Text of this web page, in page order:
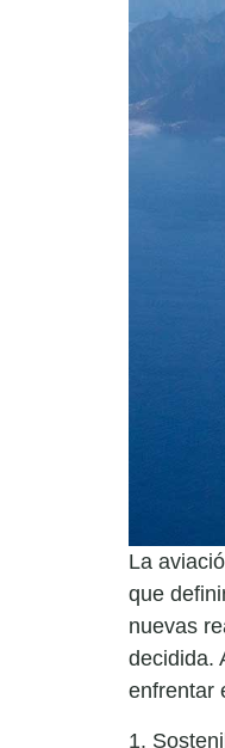
La
que
nuevas
decidida.
enfrentar
1.